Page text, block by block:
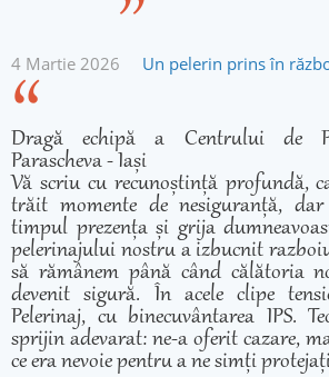
4 Martie 2026 Un pelerin prins în
Dragă echipă a Centrului de
Parascheva - Iași
Vă scriu cu recunoștință profundă,
trăit momente de nesiguranță,
timpul prezența și grija
pelerinajului nostru a izbucnit
să rămânem până când călătoria
devenit sigură. În acele clipe
Pelerinaj, cu binecuvântarea IPS.
sprijin adevarat: ne-a oferit cazare,
ce era nevoie pentru a ne simți